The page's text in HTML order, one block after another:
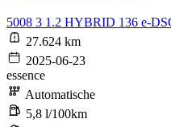
5008 3 1.2 HYBRID 136 e-
27.624 km
2025-06-23
essence
Automatische
5,8 l/100km